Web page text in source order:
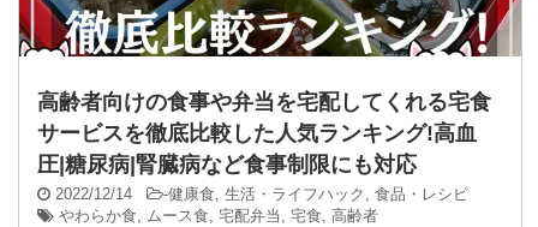
高齢者向けの食事や弁当を宅配してくれる宅食
サービスを徹底比較した人気ランキング!高血
圧|糖尿病|腎臓病など食事制限にも対応
2022/12/14 -健康食, 生活・ライフハック , 食品・レシピ
やわらか食, ムース食, 宅配弁当 , 宅食, 高齢者